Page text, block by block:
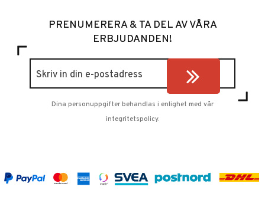
PRENUMERERA & TA DEL AV VÅRA
ERBJUDANDEN!
Dina personuppgifter behandlas i enlighet med vår
integritetspolicy.